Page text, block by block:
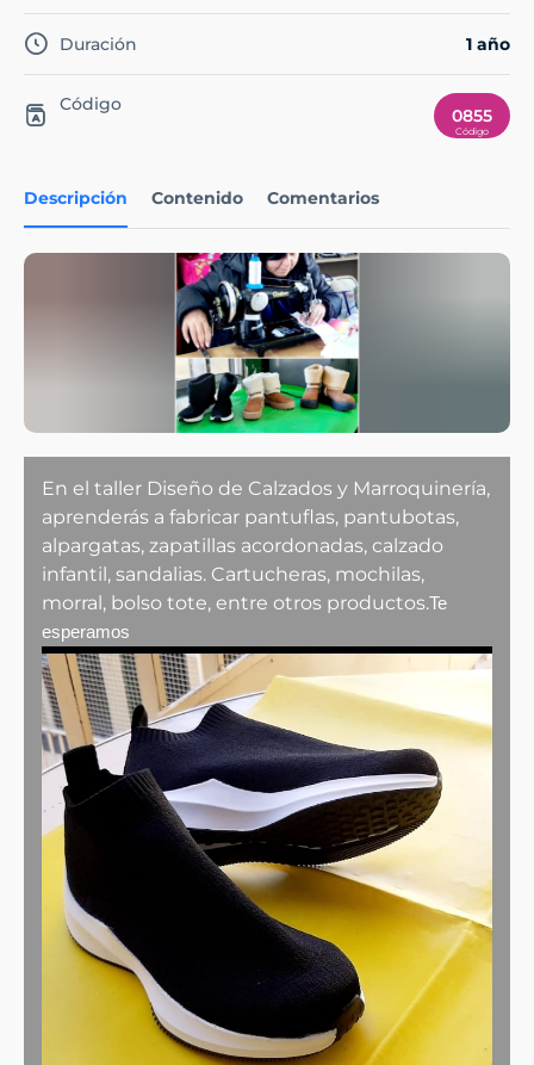
Descripción Contenido Comentarios
En el taller Diseño de Calzados y Marroquinería,
aprenderás a fabricar pantuflas, pantubotas,
alpargatas, zapatillas acordonadas, calzado
infantil, sandalias. Cartucheras, mochilas,
morral, bolso tote, entre otros productos.Te
esperamos
Duración 1 año
Código
0855